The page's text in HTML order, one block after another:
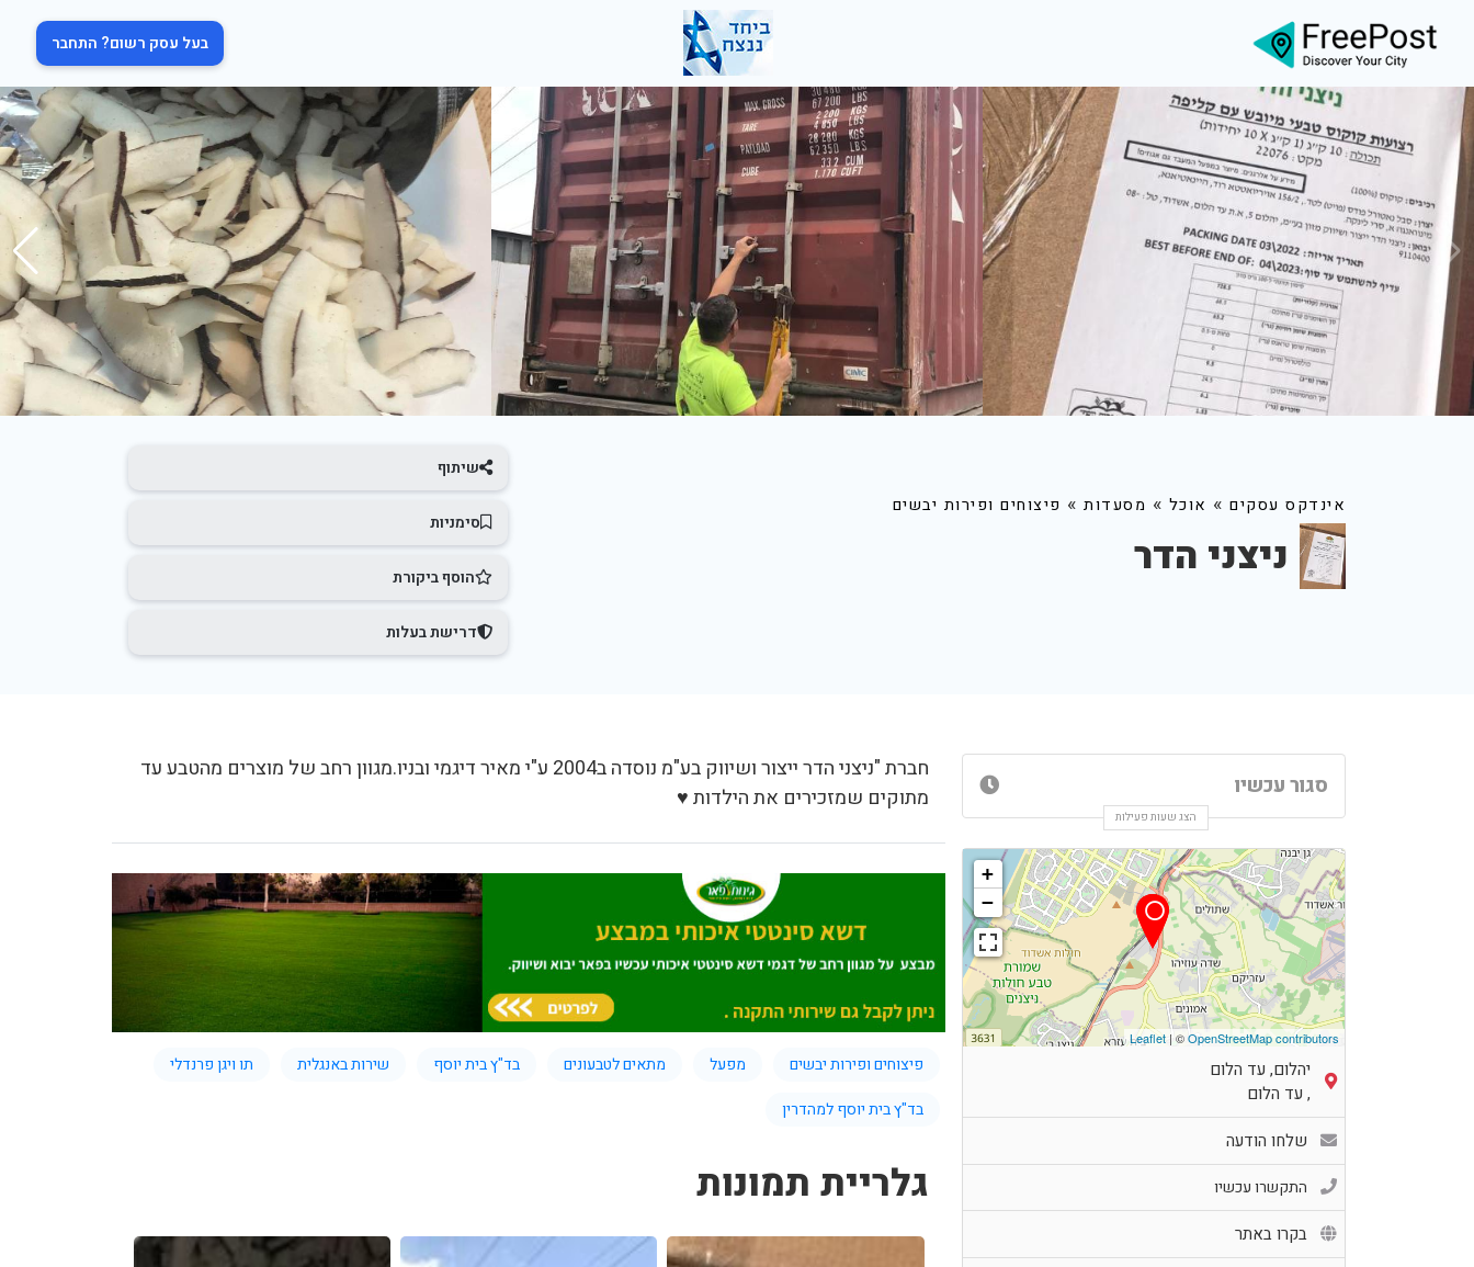
בעל עסק רשום? התחבר
אינדקס עסקים » אוכל » מסעדות » פיצוחים ופירות יבשים
ניצני הדר
שיתוף
סימניות
הוסף ביקורת
דרישת בעלות
סגור עכשיו
הצג שעות פעילות
+
−
Leaflet | ©OpenStreetMap contributors
יהלום, עד הלום
, עד הלום
שלחו הודעה
התקשרו עכשיו
בקרו באתר
חברת "ניצני הדר ייצור ושיווק בע"מ נוסדה ב2004 ע"י מאיר דיגמי ובניו.מגוון רחב של מוצרים מהטבע עד
מתוקים שמזכירים את הילדות ♥
פיצוחים ופירות יבשים מפעל מתאים לטבעונים בד"ץ בית יוסף שירות באנגלית
תו ויגן פרנדלי
בד"ץ בית יוסף למהדרין
גלריית תמונות